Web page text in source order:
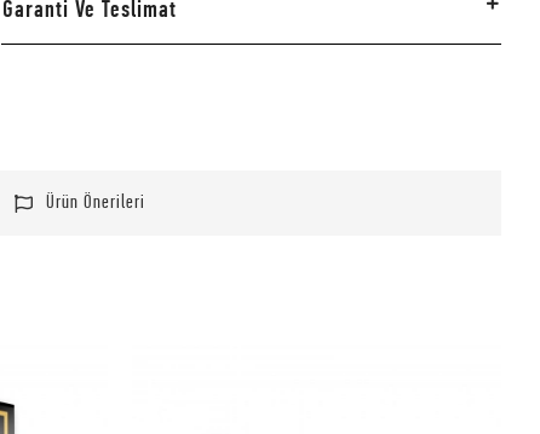
Garanti Ve Teslimat
Ürün Önerileri